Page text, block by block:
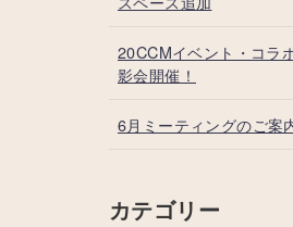
20CCMイベント・コラ
影会開催！
6月ミーティングのご案
カテゴリー